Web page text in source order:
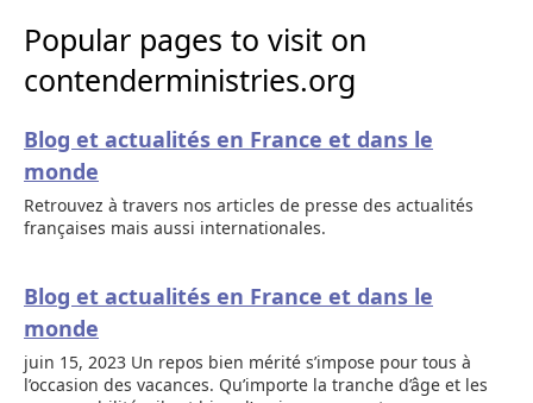
Popular pages to visit on
contenderministries.org
Blog et actualités en France et dans le
monde
Retrouvez à travers nos articles de presse des actualités
françaises mais aussi internationales.
Blog et actualités en France et dans le
monde
juin 15, 2023 Un repos bien mérité s’impose pour tous à
l’occasion des vacances. Qu’importe la tranche d’âge et les